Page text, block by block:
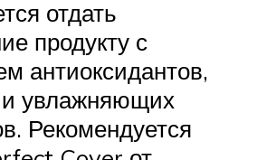
отдать
продукту с
антиоксидантов,
увлажняющих
Рекомендуется